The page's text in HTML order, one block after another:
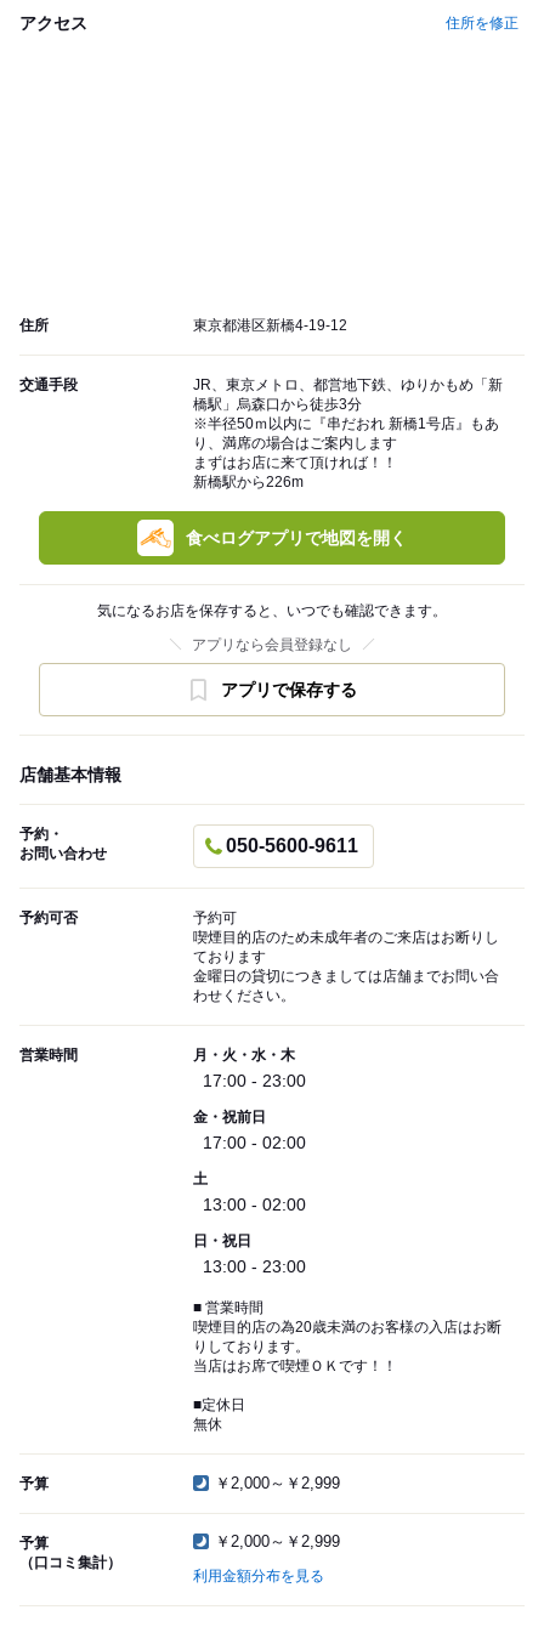
アクセス 住所を修正
住所 東京都港区新橋4-19-12
交通手段
JR、東京メトロ、都営地下鉄、ゆりかもめ「新
橋駅」烏森口から徒歩3分
※半径50ｍ以内に『串だおれ 新橋1号店』もあ
り、満席の場合はご案内します
まずはお店に来て頂ければ！！
新橋駅から226m
食べログアプリで地図を開く
気になるお店を保存すると、いつでも確認できます。
アプリなら会員登録なし
アプリで保存する
店舗基本情報
予約・
お問い合わせ
050-5600-9611
予約可否
予約可
喫煙目的店のため未成年者のご来店はお断りし
ております
金曜日の貸切につきましては店舗までお問い合
わせください。
営業時間 月・火・水・木
17:00 - 23:00
金・祝前日
17:00 - 02:00
土
13:00 - 02:00
日・祝日
13:00 - 23:00
■ 営業時間
喫煙目的店の為20歳未満のお客様の入店はお断
りしております。
当店はお席で喫煙ＯＫです！！
■定休日
無休
予算 ￥2,000～￥2,999
予算
（口コミ集計）
￥2,000～￥2,999
利用金額分布を見る